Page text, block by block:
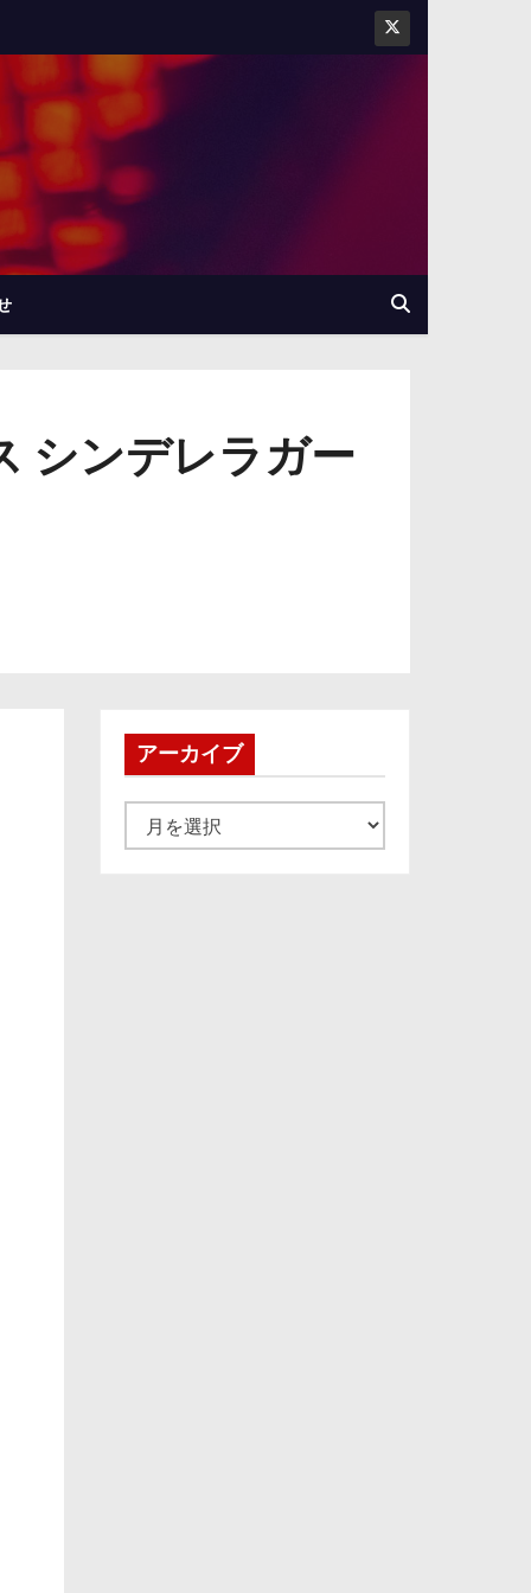
シンデレラガー
アーカイブ
ー